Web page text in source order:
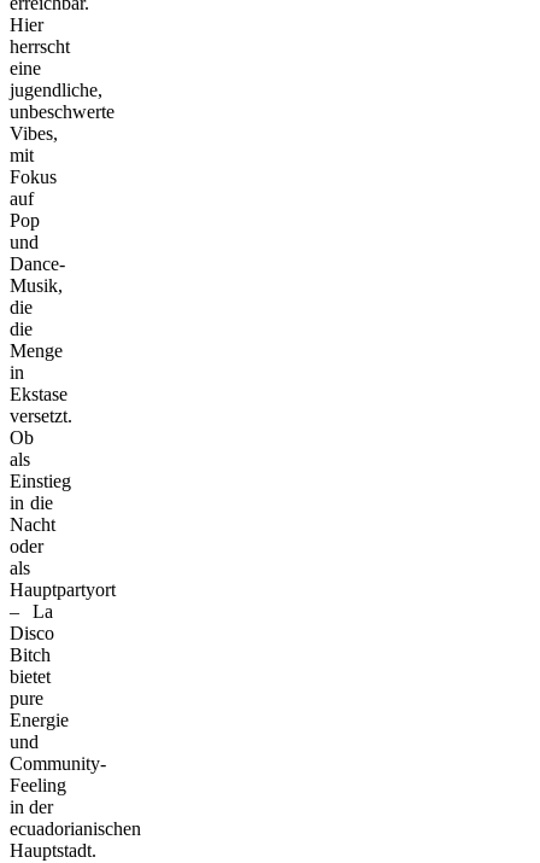
Hier
herrscht
eine
jugendliche,
unbeschwerte
Vibes,
mit
Fokus
auf
Pop
und
Dance-
Musik,
die
die
Menge
in
Ekstase
versetzt.
Ob
als
Einstieg
in die
Nacht
oder
als
Hauptpartyort
– La
Disco
Bitch
bietet
pure
Energie
und
Community-
Feeling
in der
ecuadorianischen
Hauptstadt.